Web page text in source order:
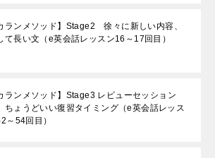
ランメソッド】Stage2 徐々に新しい内容、
て長い文（e英会話レッスン16～17回目）
ランメソッド】Stage3 レビューセッション
ょうどいい復習タイミング（e英会話レッス
～54回目）